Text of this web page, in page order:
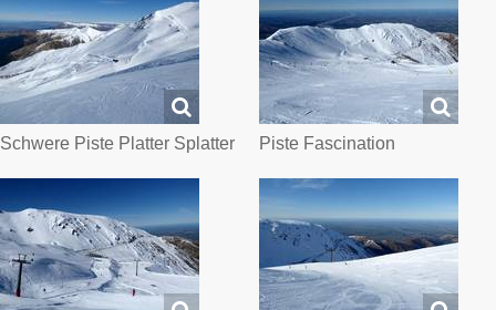
Schwere Piste Platter Splatter Piste Fascination